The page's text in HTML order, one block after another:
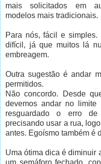
mais solicitados em
modelos mais tradicionais.
Para nós, fácil e
difícil, já que muitos lá
embreagem.
Outra sugestão é andar
permitidos.
Não concordo. Desde
devemos andar no limite
resguardado o erro
precisando usar a rua,
antes. Egoísmo também é
Uma ótima dica é diminuir
um semáforo fechado,